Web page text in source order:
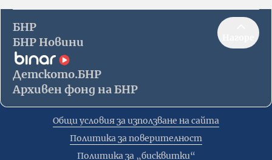
БНР
БНР Новини
Детското.БНР
Архивен фонд на БНР
Общи условия за използване на сайта
Политика за поверителност
Политика за „бисквитки“